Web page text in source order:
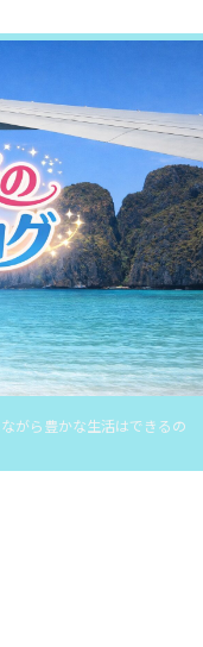
がら豊かな生活はできるの